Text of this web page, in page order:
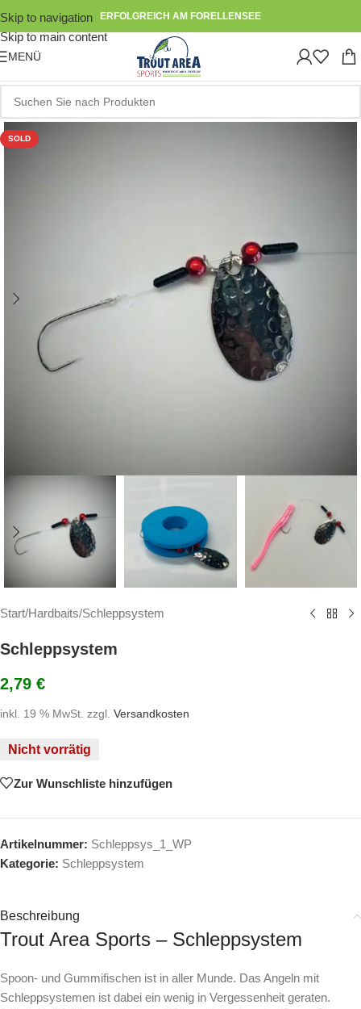
Skip to navigation
Skip to main content
ERFOLGREICH AM FORELLENSEE
MENÜ
SOLD
Start/Hardbaits/Schleppsystem
Schleppsystem
2,79 €
inkl. 19 % MwSt. zzgl. Versandkosten
Nicht vorrätig
Zur Wunschliste hinzufügen
Artikelnummer: Schleppsys_1_WP
Kategorie: Schleppsystem
Beschreibung
Trout Area Sports – Schleppsystem
Spoon- und Gummifischen ist in aller Munde. Das Angeln mit
Schleppsystemen ist dabei ein wenig in Vergessenheit geraten.